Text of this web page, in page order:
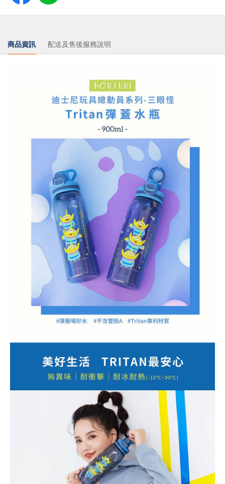
商品資訊 配送及售後服務說明